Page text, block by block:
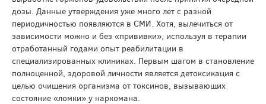
дозы. Данные утверждения уже много лет с разной
периодичностью появляются в СМИ. Хотя, вылечиться от
зависимости можно и без «прививки», используя в терапии
отработанный годами опыт реабилитации в
специализированных клиниках. Первым шагом в становление
полноценной, здоровой личности является детоксикация с
целью очищения организма от токсинов, вызывающих
состояние «ломки» у наркомана.